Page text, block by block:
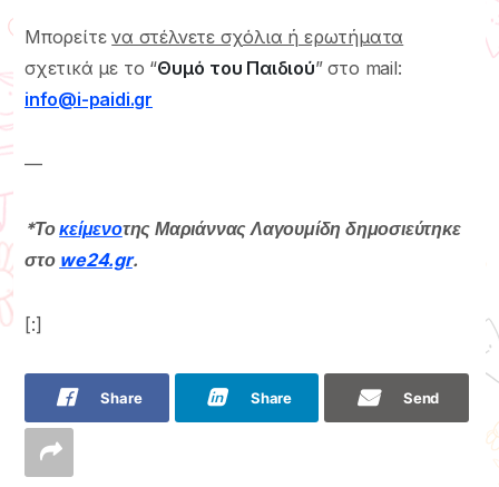
Μπορείτενα στέλνετε σχόλια ή ερωτήματα
σχετικά με το “Θυμό του Παιδιού” στο mail:
info@i-paidi.gr
—
*Τοκείμενοτης Μαριάννας Λαγουμίδη δημοσιεύτηκε
στο we24.gr.
[:]
Share Share Send